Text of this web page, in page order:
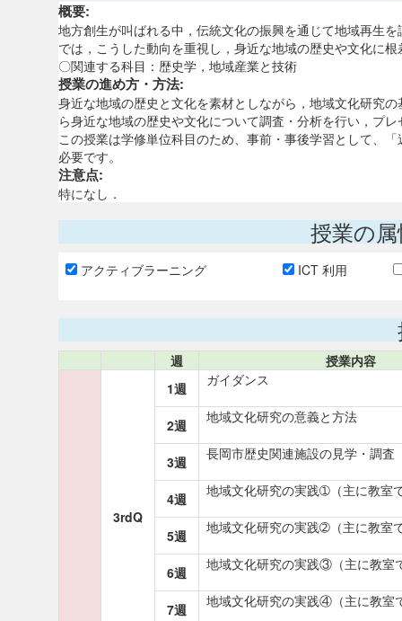
概要:
地方創生が叫ばれる中，伝統文化の振興を通じて地域再生
では，こうした動向を重視し，身近な地域の歴史や文化に
〇関連する科目：歴史学，地域産業と技術
授業の進め方・方法:
身近な地域の歴史と文化を素材としながら，地域文化研究
ら身近な地域の歴史や文化について調査・分析を行い，プ
この授業は学修単位科目のため、事前・事後学習として、
必要です。
注意点:
特になし．
授業の
アクティブラーニング ICT 利用
週 授業内容
3rdQ
1週 ガイダンス
2週 地域文化研究の意義と方法
3週 長岡市歴史関連施設の見学・調査
4週 地域文化研究の実践➀（主に教室
5週 地域文化研究の実践➁（主に教室
6週 地域文化研究の実践③（主に教室
7週 地域文化研究の実践④（主に教室